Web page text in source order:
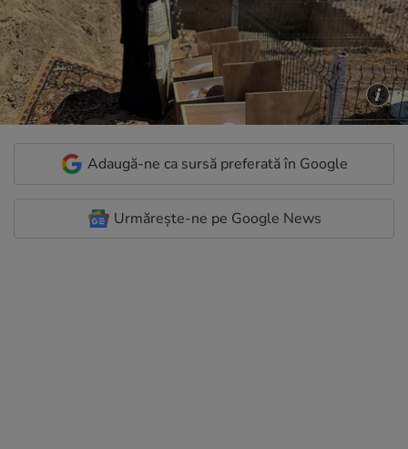
Adaugă-ne ca sursă preferată în Google
Urmărește-ne pe Google News